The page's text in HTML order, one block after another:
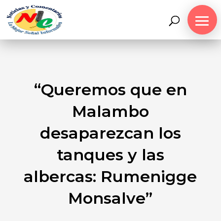
“Queremos que en
Malambo
desaparezcan los
tanques y las
albercas: Rumenigge
Monsalve”